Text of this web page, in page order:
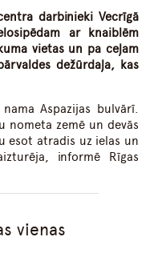
darbinieki Vecrīgā
ar knaiblēm
vietas un pa ceļam
dežūrdaļa, kas
Aspazijas bulvārī.
nometa zemē un devās
esot atradis uz ielas un
informē Rīgas
vienas